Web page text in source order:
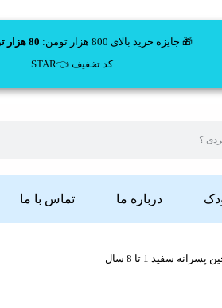
🎁 جایزه خرید بالای 800 هزار تومن:
80 هزار تومن تخفیف
کد تخفیف 👈STAR
درباره ما تماس با ما
سفید 1 تا 8 سال